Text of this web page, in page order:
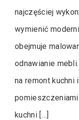
najczęściej
wymienić
obejmuje
odnawianie
na remont kuchni
kuchni […]